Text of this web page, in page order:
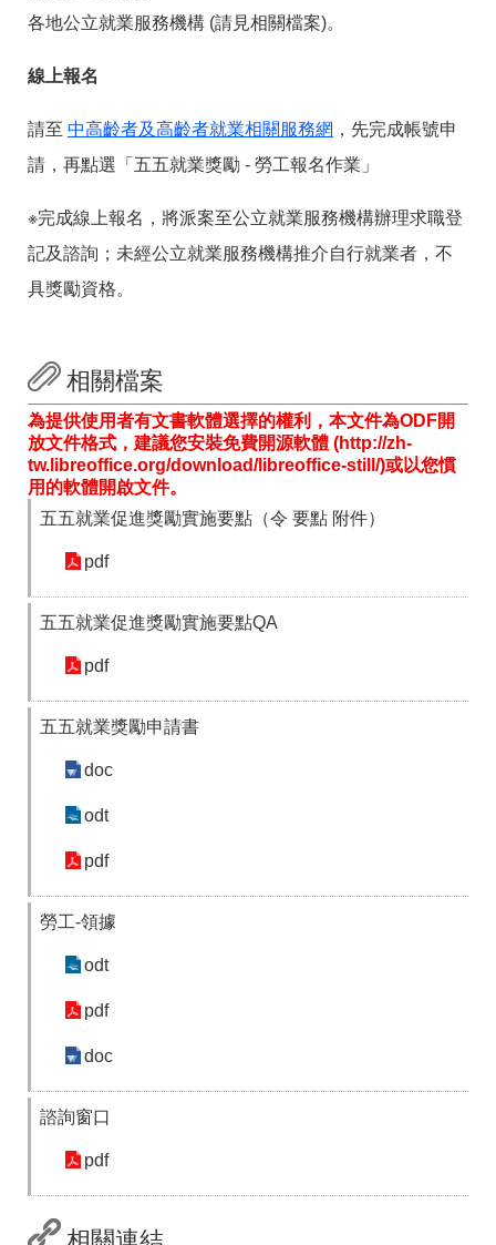
各地公立就業服務機構 (請見相關檔案)。
線上報名
請至 中高齡者及高齡者就業相關服務網 ，先完成帳號申
請，再點選「五五就業獎勵 - 勞工報名作業」
※完成線上報名，將派案至公立就業服務機構辦理求職登
記及諮詢；未經公立就業服務機構推介自行就業者，不
具獎勵資格。
相關檔案
為提供使用者有文書軟體選擇的權利，本文件為ODF開
放文件格式，建議您安裝免費開源軟體 (http://zh-
tw.libreoffice.org/download/libreoffice-still/)或以您慣
用的軟體開啟文件。
五五就業促進獎勵實施要點（令 要點 附件）
pdf
五五就業促進獎勵實施要點QA
pdf
五五就業獎勵申請書
doc
odt
pdf
勞工-領據
odt
pdf
doc
諮詢窗口
pdf